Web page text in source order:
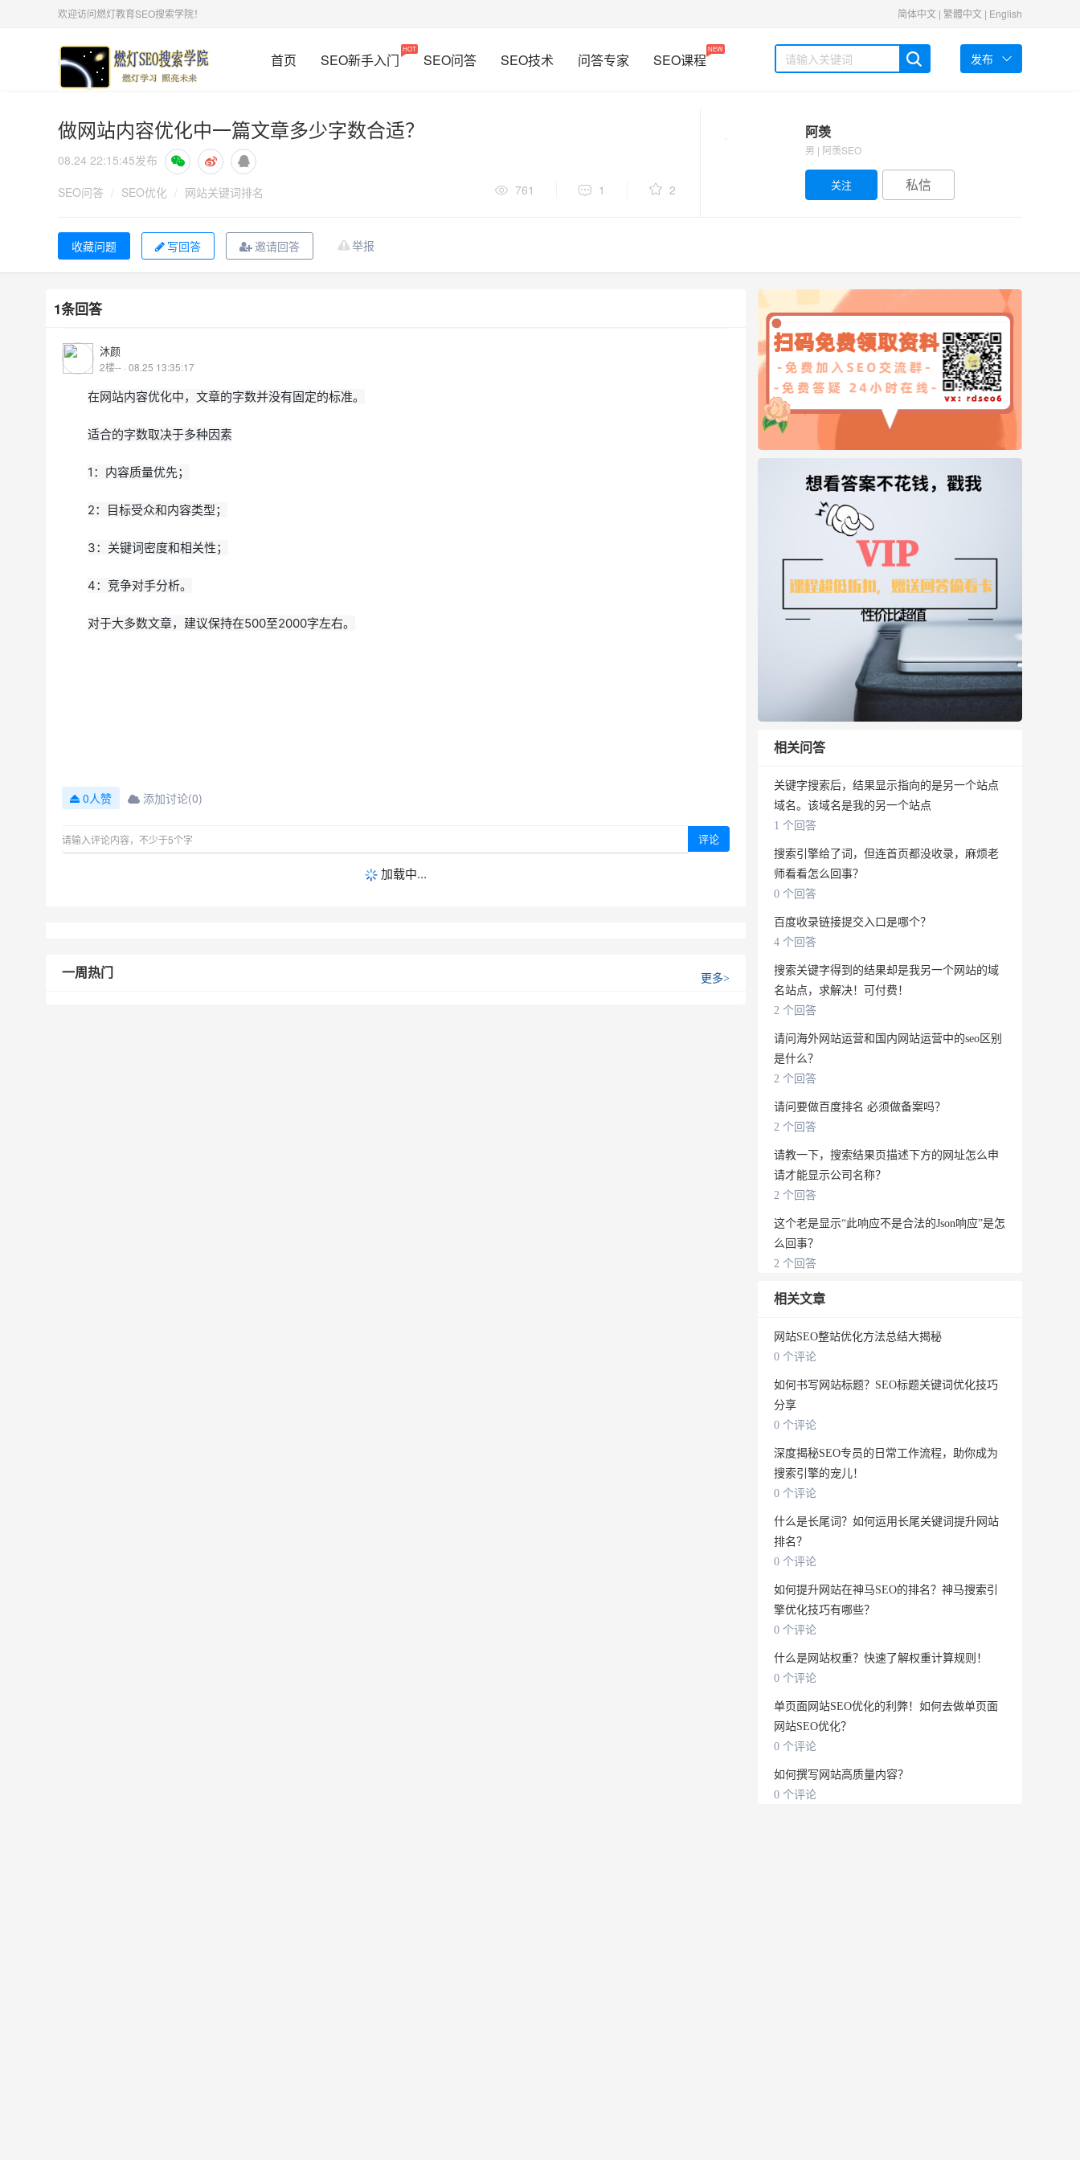
欢迎访问燃灯教育SEO搜索学院！ 简体中文 | 繁體中文 | English
首页 SEO新手入门
HOT
SEO问答 SEO技术 问答专家 SEO课程
NEW
发布
做网站内容优化中一篇文章多少字数合适？
08.24 22:15:45发布
SEO问答 / SEO优化 / 网站关键词排名 761 1 2
阿羡
男 | 阿羡SEO
私信
举报
写回答 邀请回答
1条回答
沐颜
2楼-- · 08.25 13:35:17
在网站内容优化中，文章的字数并没有固定的标准。
适合的字数取决于多种因素
1： 内容质量优先；
2： 目标受众和内容类型；
3： 关键词密度和相关性；
4： 竞争对手分析。
对于大多数文章，建议保持在500至2000字左右。
0人赞 添加讨论(0)
加载中...
一周热门 更多>
相关问答
关键字搜索后，结果显示指向的是另一个站点
域名。该域名是我的另一个站点
1 个回答
搜索引擎给了词，但连首页都没收录，麻烦老
师看看怎么回事？
0 个回答
百度收录链接提交入口是哪个？
4 个回答
搜索关键字得到的结果却是我另一个网站的域
名站点，求解决！可付费！
2 个回答
请问海外网站运营和国内网站运营中的seo区别
是什么？
2 个回答
请问要做百度排名 必须做备案吗？
2 个回答
请教一下，搜索结果页描述下方的网址怎么申
请才能显示公司名称？
2 个回答
这个老是显示“此响应不是合法的Json响应”是怎
么回事？
2 个回答
相关文章
网站SEO整站优化方法总结大揭秘
0 个评论
如何书写网站标题？SEO标题关键词优化技巧
分享
0 个评论
深度揭秘SEO专员的日常工作流程，助你成为
搜索引擎的宠儿！
0 个评论
什么是长尾词？如何运用长尾关键词提升网站
排名？
0 个评论
如何提升网站在神马SEO的排名？神马搜索引
擎优化技巧有哪些？
0 个评论
什么是网站权重？快速了解权重计算规则！
0 个评论
单页面网站SEO优化的利弊！如何去做单页面
网站SEO优化？
0 个评论
如何撰写网站高质量内容？
0 个评论